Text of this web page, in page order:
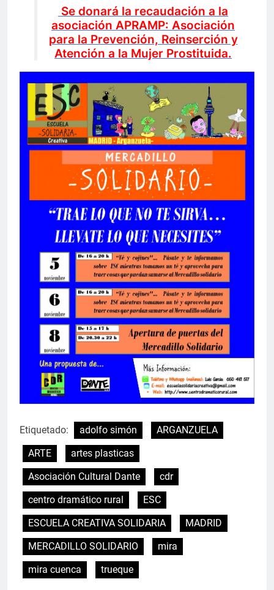
Se donará la recaudación a la
asociación APRAMP: Asociación
para la Prevención, Reinserción y
Atención a la Mujer Prostituida.
Etiquetado: adolfo simón
ARGANZUELA
ARTE
artes plasticas
Asociación Cultural Dante
cdr
centro dramático rural
ESC
ESCUELA CREATIVA SOLIDARIA
MADRID
MERCADILLO SOLIDARIO
mira
mira cuenca
trueque